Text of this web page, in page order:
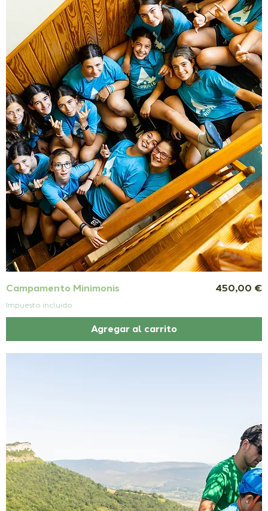
Campamento Minimonis Precio
450,00 €
Impuesto incluido
Agregar al carrito